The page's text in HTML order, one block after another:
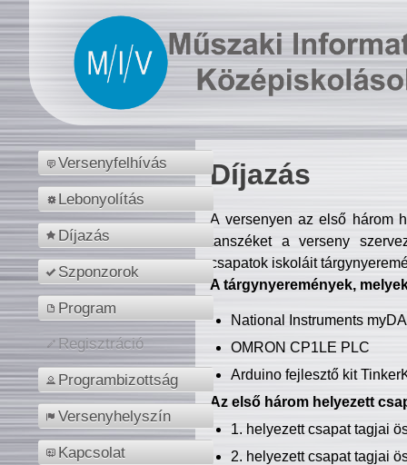
Versenyfelhívás
Lebonyolítás
Díjazás
Szponzorok
Program
Regisztráció
Programbizottság
Versenyhelyszín
Kapcsolat
Díjazás
A versenyen az első három
tanszéket a verseny
csapatok iskoláit
A tárgynyeremények,
National Instruments
OMRON CP1LE PLC
Arduino fejlesztő kit
Az első három helyezett
1. helyezett csapat tagjai
2. helyezett csapat tagjai